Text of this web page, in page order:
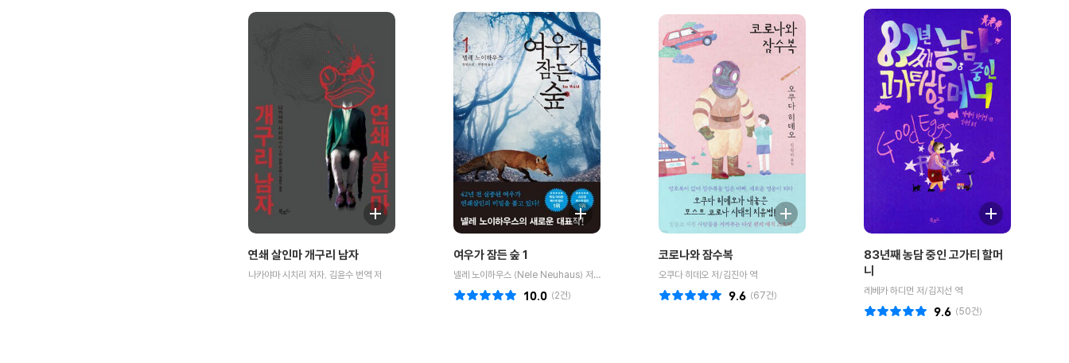
연쇄 살인마 개구리 남자
나카야마 시치리 저자, 김윤수 번역 저
여우가 잠든 숲 1
넬레 노이하우스 (Nele Neuhaus) 저자,박종대 번역 저
(2건)
10.0
코로나와 잠수복
오쿠다 히데오 저/김진아 역
(67건)
9.6
83년째 농담 중인 고가티 할머
니
레베카 하디먼 저/김지선 역
(50건)
9.6